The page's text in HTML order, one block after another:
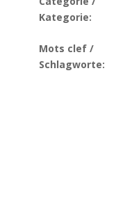
Kategorie:
Mots clef /
Schlagworte: